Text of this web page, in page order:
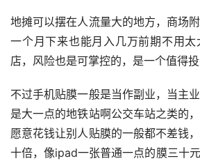
地摊可以摆在人流量大的地方，商场
一个月下来也能月入几万前期不用
店，风险也是可掌控的，是一个值得投
不过手机贴膜一般是当作副业，当主
是大一点的地铁站啊公交车站之类的
愿意花钱让别人贴膜的一般都不差钱
十倍，像ipad一张普通一点的膜三十